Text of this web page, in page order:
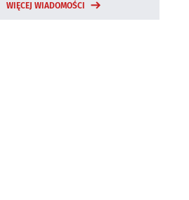
WIĘCEJ WIADOMOŚCI